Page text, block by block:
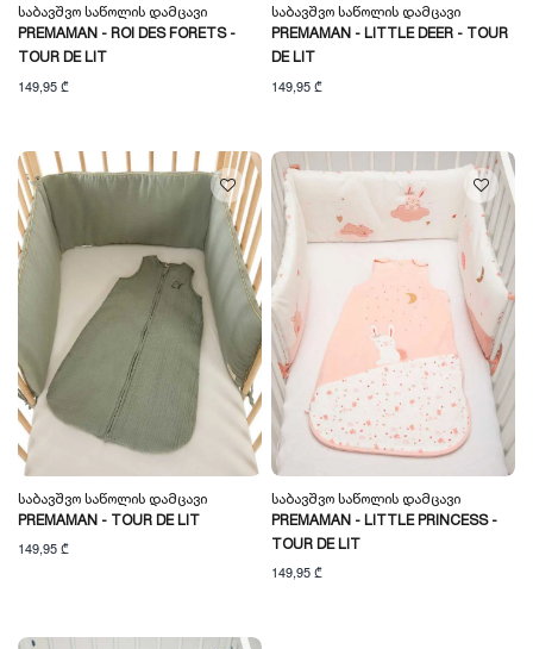
Საბავშვო Საწოლის Დამცავი
PREMAMAN - ROI DES FORETS -
TOUR DE LIT
149,95 ₾
Საბავშვო Საწოლის Დამცავი
PREMAMAN - LITTLE DEER - TOUR
DE LIT
149,95 ₾
Საბავშვო Საწოლის Დამცავი
PREMAMAN - TOUR DE LIT
149,95 ₾
Საბავშვო Საწოლის Დამცავი
PREMAMAN - LITTLE PRINCESS -
TOUR DE LIT
149,95 ₾